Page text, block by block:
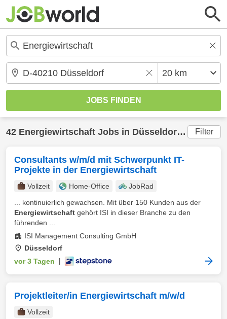
42 Energiewirtschaft Jobs in Düsseldorf (20 km)
Filter
Consultants w/m/d mit Schwerpunkt IT-
Projekte in der Energiewirtschaft
Vollzeit Home-Office
JobRad
... kontinuierlich gewachsen. Mit über 150 Kunden aus der
Energiewirtschaft gehört ISI in dieser Branche zu den
führenden ...
ISI Management Consulting GmbH
Düsseldorf
vor 3 Tagen
Projektleiter/in Energiewirtschaft m/w/d
Vollzeit